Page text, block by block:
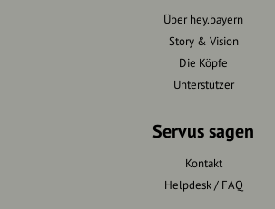
Über hey.bayern
Story & Vision
Die Köpfe
Unterstützer
Servus sagen
Kontakt
Helpdesk / FAQ